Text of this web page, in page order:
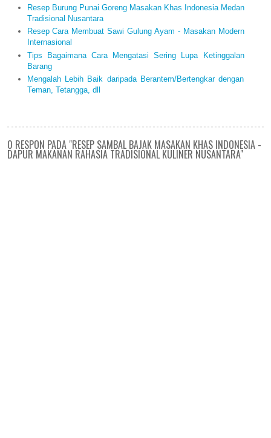
Resep Burung Punai Goreng Masakan Khas Indonesia Medan
Tradisional Nusantara
Resep Cara Membuat Sawi Gulung Ayam - Masakan Modern
Internasional
Tips Bagaimana Cara Mengatasi Sering Lupa Ketinggalan
Barang
Mengalah Lebih Baik daripada Berantem/Bertengkar dengan
Teman, Tetangga, dll
0 RESPON PADA "RESEP SAMBAL BAJAK MASAKAN KHAS INDONESIA -
DAPUR MAKANAN RAHASIA TRADISIONAL KULINER NUSANTARA"